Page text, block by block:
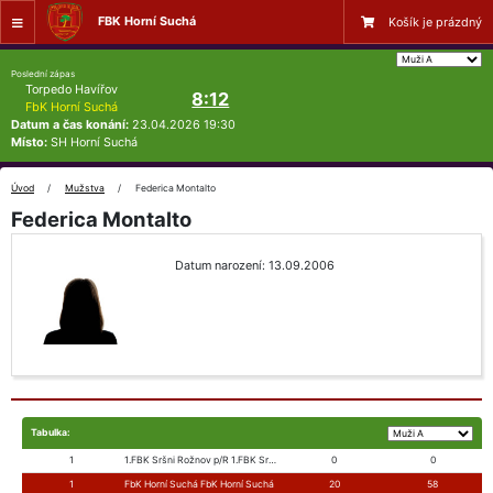
FBK Horní Suchá Košík je prázdný
Poslední zápas
Torpedo Havířov
FbK Horní Suchá
8:12
Datum a čas konání: 23.04.2026 19:30
Místo: SH Horní Suchá
Úvod Mužstva Federica Montalto
Federica Montalto
Datum narození: 13.09.2006
Tabulka:
1 0 0
1 FbK Horní Suchá FbK Horní Suchá 20 58